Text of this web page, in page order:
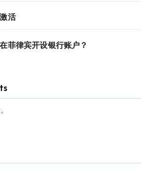
活
菲律宾开设银行账户？